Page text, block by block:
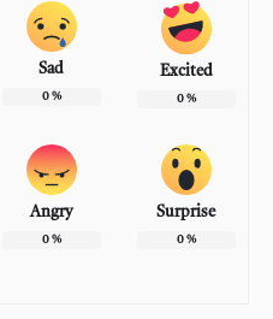
Sad
0%
Excited
0%
Angry
0%
Surprise
0%